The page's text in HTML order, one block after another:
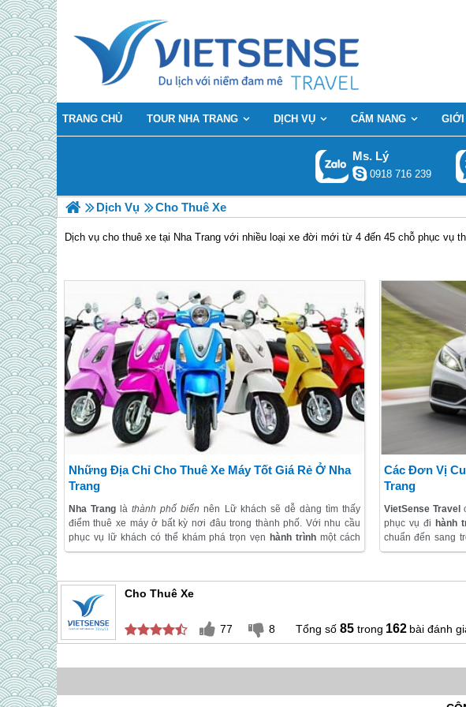
TRANG CHỦ TOUR NHA TRANG DỊCH VỤ CẨM NANG GIỚI
Ms. Lý
0918 716 239
Dịch Vụ Cho Thuê Xe
Dịch vụ cho thuê xe tại Nha Trang với nhiều loại xe đời mới từ 4 đến 45 chỗ phục vụ
Những Địa Chỉ Cho Thuê Xe Máy Tốt Giá Rẻ Ở Nha
Trang
Nha Tranglàthành phố biển nên Lữ khách sẽ dễ dàng tìm thấy
điểm thuê xe máy ở bất kỳ nơi đâu trong thành phố. Với nhu cầu
phục vụ lữ khách có thể khám phá trọn vẹnhành trình một cách
hoàn toàn tự do và thoải mái bằng xe máy. Xe máy luôn được khách
đến thành phố nào đó. Với xe máy, khách thăm quan hoàn toàn làm
chủ kế hoạch tham quan, khám phá theo ý mình.
Các Đơn Vị
Trang
VietSense Travel
phục vụ đihành
chuẩn đến sang
đáo suốt hành trình
Cho Thuê Xe
77 8 85 162 bài đánh